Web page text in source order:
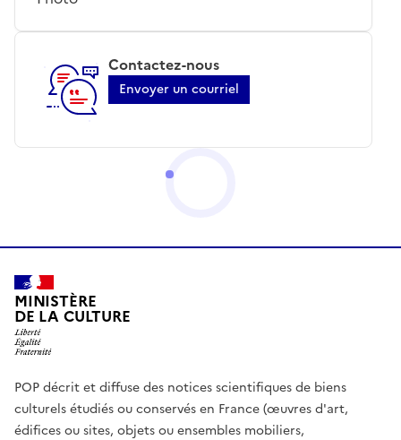
Contactez-nous
Envoyer un courriel
MINISTÈRE
DE LA CULTURE
POP décrit et diffuse des notices scientifiques de biens
culturels étudiés ou conservés en France (œuvres d'art,
édifices ou sites, objets ou ensembles mobiliers,